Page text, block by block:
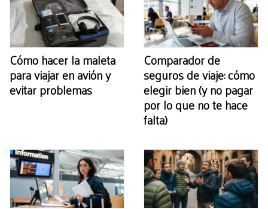
Cómo hacer la maleta
para viajar en avión y
evitar problemas
Comparador de
seguros de viaje: cómo
elegir bien (y no pagar
por lo que no te hace
falta)